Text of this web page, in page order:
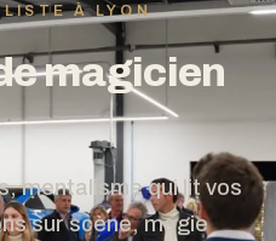
À LYON
magicien
mentalisme qui lit vos
sur scène, magie